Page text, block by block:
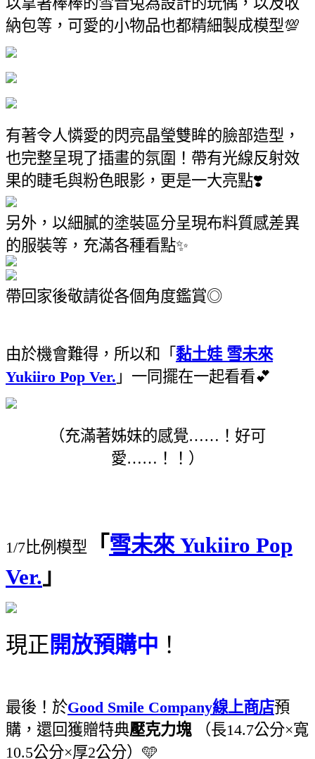
納包等，可愛的小物品也都精細製成模型💯
有著令人憐愛的閃亮晶瑩雙眸的臉部造型，
也完整呈現了插畫的氛圍！帶有光線反射效
果的睫毛與粉色眼影，更是一大亮點❣️
另外，以細膩的塗裝區分呈現布料質感差異
的服裝等，充滿各種看點✨
帶回家後敬請從各個角度鑑賞◎
由於機會難得，所以和「 黏土娃 雪未來
Yukiiro Pop Ver. 」一同擺在一起看看💕
（充滿著姊妹的感覺……！好可
愛……！！）
1/7比例模型 「 雪未來 Yukiiro Pop
Ver. 」
現正 開放預購中 ！
最後！於Good Smile Company線上商店預
購，還回獲贈特典壓克力塊（長14.7公分×寬
10.5公分×厚2公分）🩵